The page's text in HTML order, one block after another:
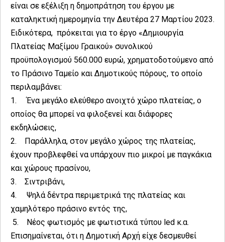
είναι σε εξέλιξη η δημοπράτηση του έργου με
καταληκτική ημερομηνία την Δευτέρα 27 Μαρτίου 2023.
Ειδικότερα, πρόκειται για το έργο «Δημιουργία
Πλατείας Μαξίμου Γραικού» συνολικού
προϋπολογισμού 560.000 ευρώ, χρηματοδοτούμενο από
το Πράσινο Ταμείο και Δημοτικούς πόρους, το οποίο
περιλαμβάνει:
1. Ένα μεγάλο ελεύθερο ανοιχτό χώρο πλατείας, ο
οποίος θα μπορεί να φιλοξενεί και διάφορες
εκδηλώσεις,
2. Παράλληλα, στον μεγάλο χώρος της πλατείας,
έχουν προβλεφθεί να υπάρχουν πιο μικροί με παγκάκια
και χώρους πρασίνου,
3. Σιντριβάνι,
4. Ψηλά δέντρα περιμετρικά της πλατείας και
χαμηλότερο πράσινο εντός της,
5. Νέος φωτισμός με φωτιστικά τύπου led κ.α.
Επισημαίνεται, ότι η Δημοτική Αρχή είχε δεσμευθεί